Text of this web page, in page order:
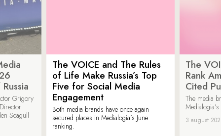
Grigory
Seagull
The VOICE and The Rules
of Life Make Russia’s Top
Five for Social Media
Engagement
Both media brands have once again
secured places in Medialogia’s June
ranking.
The
Rank
Cited
The media
3 august